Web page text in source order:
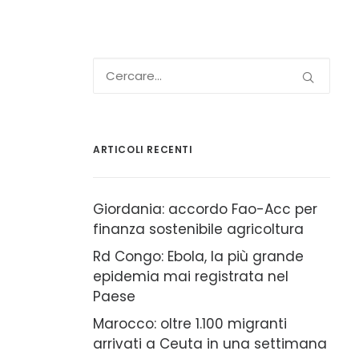
ARTICOLI RECENTI
Giordania: accordo Fao-Acc per
finanza sostenibile agricoltura
Rd Congo: Ebola, la più grande
epidemia mai registrata nel
Paese
Marocco: oltre 1.100 migranti
arrivati a Ceuta in una settimana